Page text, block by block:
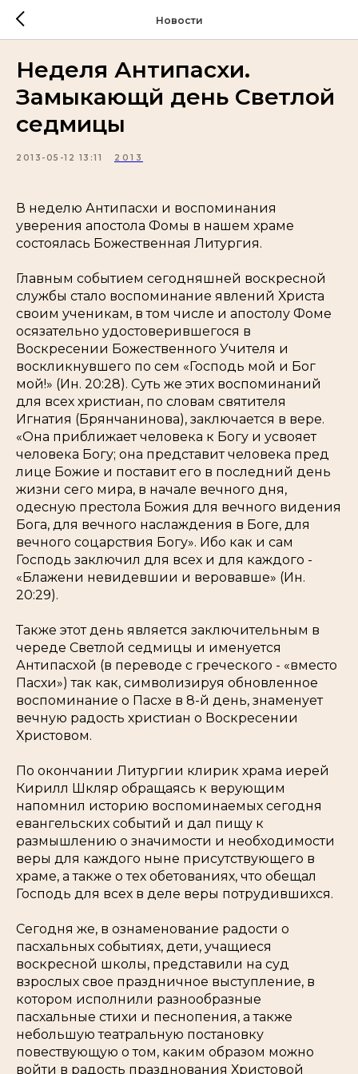
Новости
Неделя Антипасхи.
Замыкающй день Светлой
седмицы
2013-05-12 13:11 2013
В неделю Антипасхи и воспоминания
уверения апостола Фомы в нашем храме
состоялась Божественная Литургия.
Главным событием сегодняшней воскресной
службы стало воспоминание явлений Христа
своим ученикам, в том числе и апостолу Фоме
осязательно удостоверившегося в
Воскресении Божественного Учителя и
воскликнувшего по сем «Господь мой и Бог
мой!» (Ин. 20:28). Суть же этих воспоминаний
для всех христиан, по словам святителя
Игнатия (Брянчанинова), заключается в вере.
«Она приближает человека к Богу и усвояет
человека Богу; она представит человека пред
лице Божие и поставит его в последний день
жизни сего мира, в начале вечного дня,
одесную престола Божия для вечного видения
Бога, для вечного наслаждения в Боге, для
вечного соцарствия Богу». Ибо как и сам
Господь заключил для всех и для каждого -
«Блажени невидевшии и веровавше» (Ин.
20:29).
Также этот день является заключительным в
череде Светлой седмицы и именуется
Антипасхой (в переводе с греческого - «вместо
Пасхи») так как, символизируя обновленное
воспоминание о Пасхе в 8-й день, знаменует
вечную радость христиан о Воскресении
Христовом.
По окончании Литургии клирик храма иерей
Кирилл Шкляр обращаясь к верующим
напомнил историю воспоминаемых сегодня
евангельских событий и дал пищу к
размышлению о значимости и необходимости
веры для каждого ныне присутствующего в
храме, а также о тех обетованиях, что обещал
Господь для всех в деле веры потрудившихся.
Сегодня же, в ознаменование радости о
пасхальных событиях, дети, учащиеся
воскресной школы, представили на суд
взрослых свое праздничное выступление, в
котором исполнили разнообразные
пасхальные стихи и песнопения, а также
небольшую театральную постановку
повествующую о том, каким образом можно
войти в радость празднования Христовой